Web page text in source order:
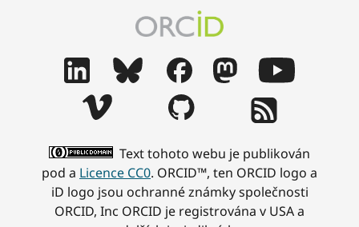
Text tohoto webu je publikován
pod a Licence CC0. ORCID™, ten ORCID logo a
iD logo jsou ochranné známky společnosti
ORCID, Inc ORCID je registrována v USA a